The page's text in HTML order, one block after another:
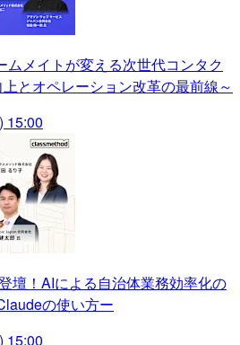
ムメイトが変える次世代コンタク
とオペレーション改革の最前線～
15:00
壇！AIによる自治体業務効率化の
の使い方ー
15:00